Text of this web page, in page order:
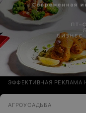
ЭФФЕКТИВНАЯ РЕКЛАМА
АГРОУСАДЬБА